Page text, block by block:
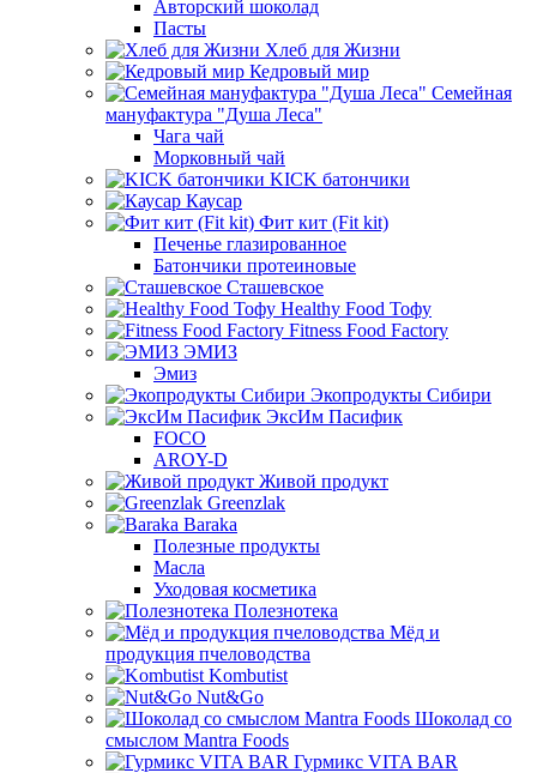
Авторский шоколад
Пасты
Хлеб для Жизни
Кедровый мир
Семейная
мануфактура "Душа Леса"
Чага чай
Морковный чай
KICK батончики
Каусар
Фит кит (Fit kit)
Печенье глазированное
Батончики протеиновые
Сташевское
Healthy Food Тофу
Fitness Food Factory
ЭМИЗ
Эмиз
Экопродукты Сибири
ЭксИм Пасифик
FOCO
AROY-D
Живой продукт
Greenzlak
Baraka
Полезные продукты
Масла
Уходовая косметика
Полезнотека
Мёд и
продукция пчеловодства
Kombutist
Nut&Go
Шоколад со
смыслом Mantra Foods
Гурмикс VITA BAR